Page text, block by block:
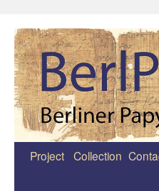
Zum
Project Collection